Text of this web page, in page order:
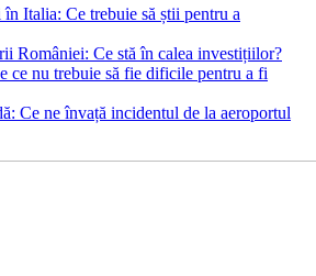
Italia: Ce trebuie să știi pentru a
României: Ce stă în calea investițiilor?
ce nu trebuie să fie dificile pentru a fi
Ce ne învață incidentul de la aeroportul